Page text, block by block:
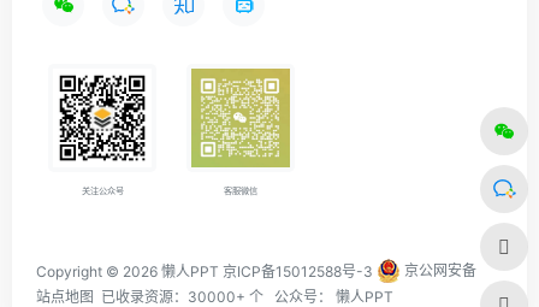
关注公众号 客服微信
Copyright © 2026 懒人PPT 京ICP备15012588号-3
京公网安备
站点地图 已收录资源：30000+ 个 公众号： 懒人PPT